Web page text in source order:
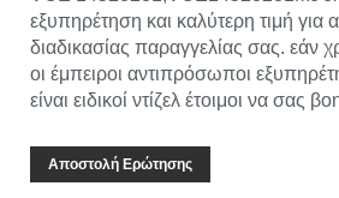
εξυπηρέτηση και καλύτερη τιμή για
διαδικασίας παραγγελίας σας. εάν
οι έμπειροι αντιπρόσωποι
είναι ειδικοί ντίζελ έτοιμοι να σας
Αποστολή Ερώτησης